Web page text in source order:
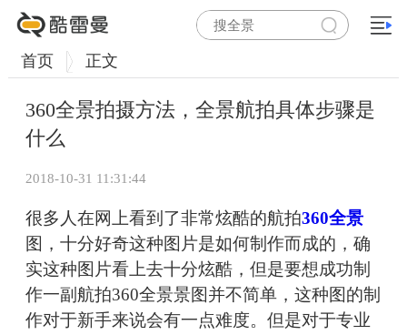
首页 正文
360全景拍摄方法，全景航拍具体步骤是
什么
2018-10-31 11:31:44
很多人在网上看到了非常炫酷的航拍360全景
图，十分好奇这种图片是如何制作而成的，确
实这种图片看上去十分炫酷，但是要想成功制
作一副航拍360全景景图并不简单，这种图的制
作对于新手来说会有一点难度。但是对于专业